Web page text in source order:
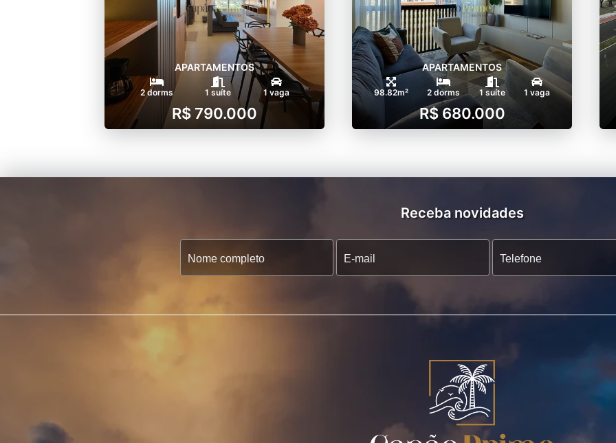
APARTAMENTOS
2 dorms 1 suíte 1 vaga
R$ 790.000
APARTAMENTOS
98.82m² 2 dorms 1 suíte 1 vaga
R$ 680.000
Receba novidades